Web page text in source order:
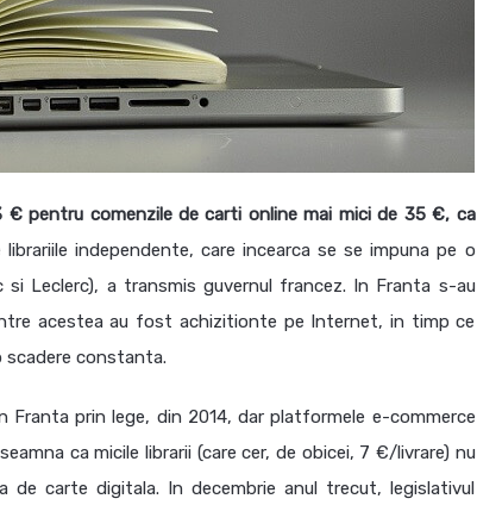
€ pentru comenzile de carti online mai mici de 35 €, ca
independente, care incearca se se impuna pe o
Leclerc), a transmis guvernul francez. In Franta s-au
acestea au fost achizitionte pe Internet, in timp ce
scadere constanta.
prin lege, din 2014, dar platformele e-commerce
ca micile librarii (care cer, de obicei, 7 €/livrare) nu
carte digitala. In decembrie anul trecut, legislativul